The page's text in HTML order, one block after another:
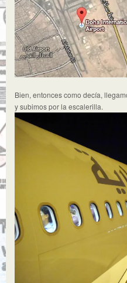
Bien, entonces como decía,
y subimos por la escalerilla.